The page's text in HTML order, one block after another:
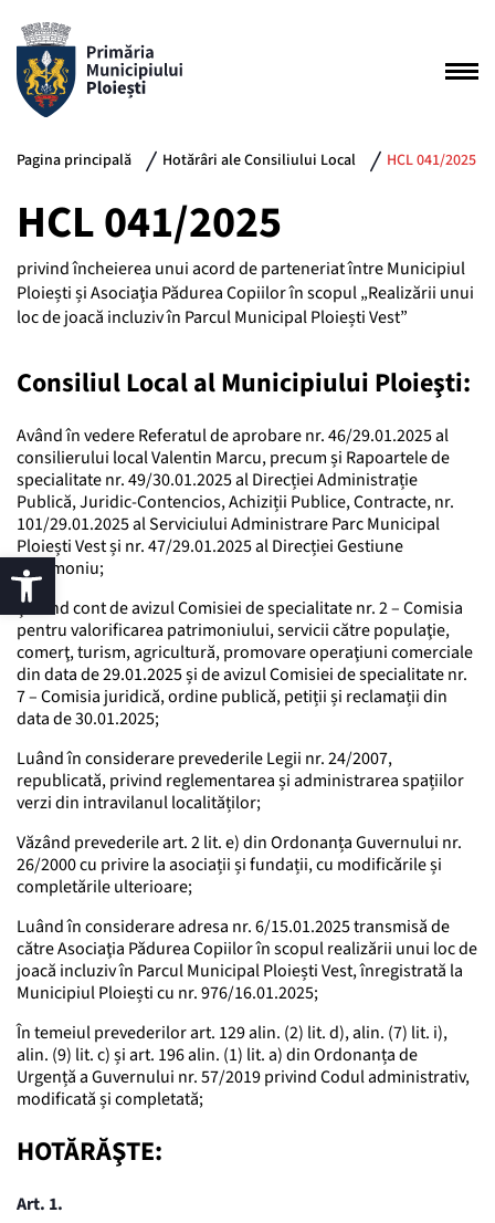
Pagina principală Hotărâri ale Consiliului Local HCL 041/2025
HCL 041/2025
privind încheierea unui acord de parteneriat între Municipiul
Ploiești și Asociaţia Pădurea Copiilor în scopul „Realizării unui
loc de joacă incluziv în Parcul Municipal Ploiești Vest”
Consiliul Local al Municipiului Ploieşti:
Având în vedere Referatul de aprobare nr. 46/29.01.2025 al
consilierului local Valentin Marcu, precum și Rapoartele de
specialitate nr. 49/30.01.2025 al Direcției Administrație
Publică, Juridic-Contencios, Achiziții Publice, Contracte, nr.
101/29.01.2025 al Serviciului Administrare Parc Municipal
Ploiești Vest și nr. 47/29.01.2025 al Direcției Gestiune
Patrimoniu;
Ținând cont de avizul Comisiei de specialitate nr. 2 – Comisia
pentru valorificarea patrimoniului, servicii către populaţie,
comerţ, turism, agricultură, promovare operaţiuni comerciale
din data de 29.01.2025 și de avizul Comisiei de specialitate nr.
7 – Comisia juridică, ordine publică, petiții și reclamații din
data de 30.01.2025;
Luând în considerare prevederile Legii nr. 24/2007,
republicată, privind reglementarea și administrarea spațiilor
verzi din intravilanul localităților;
Văzând prevederile art. 2 lit. e) din Ordonanța Guvernului nr.
26/2000 cu privire la asociații și fundații, cu modificările și
completările ulterioare;
Luând în considerare adresa nr. 6/15.01.2025 transmisă de
către Asociaţia Pădurea Copiilor în scopul realizării unui loc de
joacă incluziv în Parcul Municipal Ploiești Vest, înregistrată la
Municipiul Ploiești cu nr. 976/16.01.2025;
În temeiul prevederilor art. 129 alin. (2) lit. d), alin. (7) lit. i),
alin. (9) lit. c) și art. 196 alin. (1) lit. a) din Ordonanța de
Urgență a Guvernului nr. 57/2019 privind Codul administrativ,
modificată și completată;
HOTĂRĂŞTE:
Art. 1.